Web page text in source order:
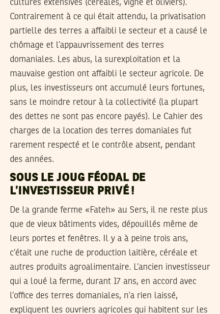
cultures extensives (céréales, vigne et oliviers).
Contrairement à ce qui était attendu, la privatisation
partielle des terres a affaibli le secteur et a causé le
chômage et l’appauvrissement des terres
domaniales. Les abus, la surexploitation et la
mauvaise gestion ont affaibli le secteur agricole. De
plus, les investisseurs ont accumulé leurs fortunes,
sans le moindre retour à la collectivité (la plupart
des dettes ne sont pas encore payés). Le Cahier des
charges de la location des terres domaniales fut
rarement respecté et le contrôle absent, pendant
des années.
SOUS LE JOUG FÉODAL DE
L’INVESTISSEUR PRIVÉ !
De la grande ferme «Fateh» au Sers, il ne reste plus
que de vieux bâtiments vides, dépouillés même de
leurs portes et fenêtres. Il y a à peine trois ans,
c’était une ruche de production laitière, céréale et
autres produits agroalimentaire. L’ancien investisseur
qui a loué la ferme, durant 17 ans, en accord avec
l’office des terres domaniales, n’a rien laissé,
expliquent les ouvriers agricoles qui habitent sur les